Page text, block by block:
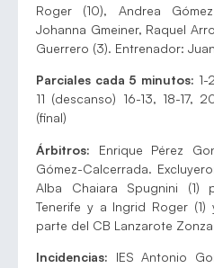
Roger (10), Andrea
Johanna Gmeiner, Raquel
Guerrero (3). Entrenador:
Parciales cada 5 minutos: 1-
11 (descanso) 16-13, 18-17,
(final)
Árbitros: Enrique Pérez
Gómez-Calcerrada.
Alba Chaiara Spugnini (1)
Tenerife y a Ingrid Roger
parte del CB Lanzarote
Incidencias: IES Antonio